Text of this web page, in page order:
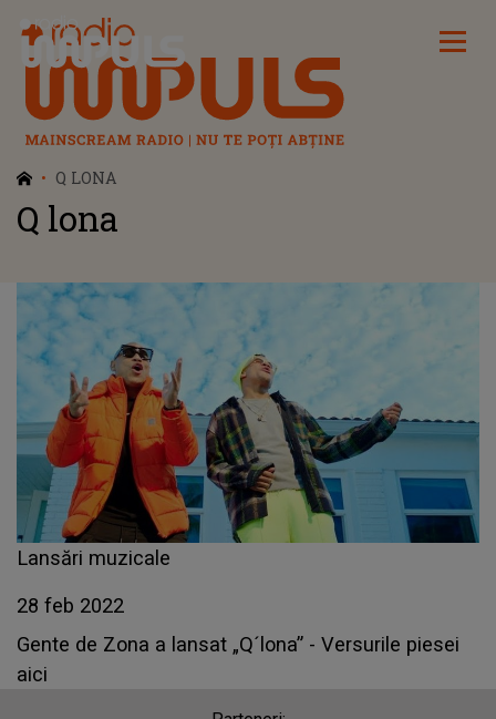
Radio Impuls
Q LONA
Q lona
Lansări muzicale
28 feb 2022
Gente de Zona a lansat „Q´lona” - Versurile piesei
aici